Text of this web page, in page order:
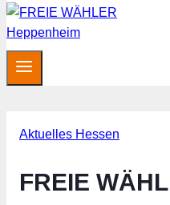
Aktuelles Hessen
FREIE